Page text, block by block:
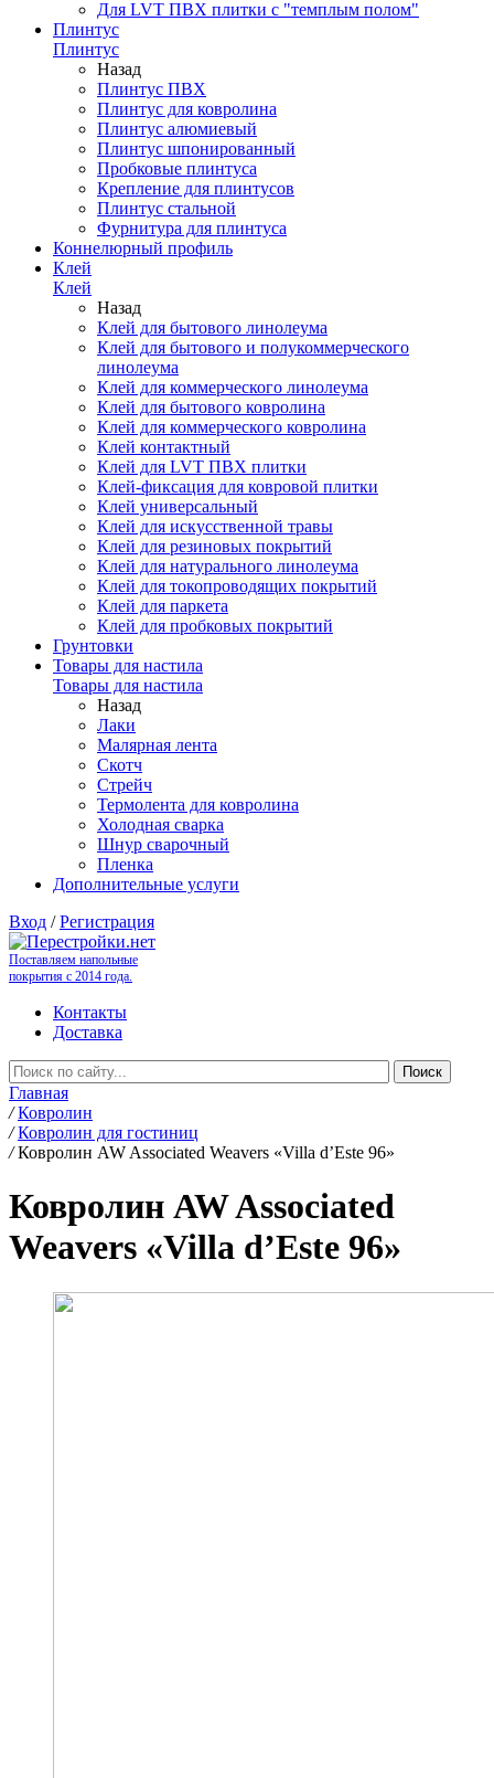
Для LVT ПВХ плитки с "темплым полом"
Плинтус
Плинтус
Назад
Плинтус ПВХ
Плинтус для ковролина
Плинтус алюмиевый
Плинтус шпонированный
Пробковые плинтуса
Крепление для плинтусов
Плинтус стальной
Фурнитура для плинтуса
Коннелюрный профиль
Клей
Клей
Назад
Клей для бытового линолеума
Клей для бытового и полукоммерческого
линолеума
Клей для коммерческого линолеума
Клей для бытового ковролина
Клей для коммерческого ковролина
Клей контактный
Клей для LVT ПВХ плитки
Клей-фиксация для ковровой плитки
Клей универсальный
Клей для искусственной травы
Клей для резиновых покрытий
Клей для натурального линолеума
Клей для токопроводящих покрытий
Клей для паркета
Клей для пробковых покрытий
Грунтовки
Товары для настила
Товары для настила
Назад
Лаки
Малярная лента
Скотч
Стрейч
Термолента для ковролина
Холодная сварка
Шнур сварочный
Пленка
Дополнительные услуги
Вход /Регистрация
Поставляем напольные
покрытия с 2014 года.
Контакты
Доставка
Главная
/ Ковролин
/ Ковролин для гостиниц
/ Ковролин AW Associated Weavers «Villa d’Este 96»
Ковролин AW Associated
Weavers «Villa d’Este 96»